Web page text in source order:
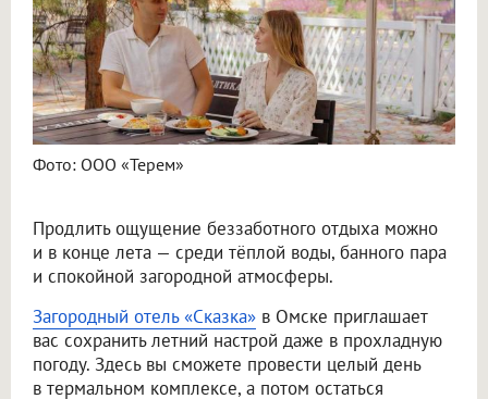
Фото: ООО «Терем»
Продлить ощущение беззаботного отдыха можно
и в конце лета — среди тёплой воды, банного пара
и спокойной загородной атмосферы.
Загородный отель «Сказка» в Омске приглашает
вас сохранить летний настрой даже в прохладную
погоду. Здесь вы сможете провести целый день
в термальном комплексе, а потом остаться